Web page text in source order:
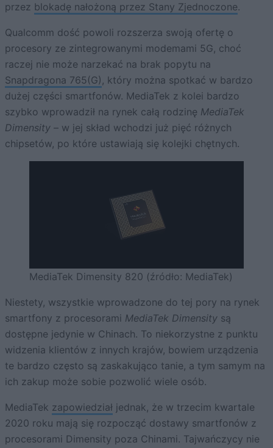
przez blokadę nałożoną przez Stany Zjednoczone.
Qualcomm dość powoli rozszerza swoją ofertę o
procesory ze zintegrowanymi modemami 5G, choć
raczej nie może narzekać na brak popytu na
Snapdragona 765(G) , który można spotkać w bardzo
dużej części smartfonów. MediaTek z kolei bardzo
szybko wprowadził na rynek całą rodzinę MediaTek
Dimensity – w jej skład wchodzi już pięć różnych
chipsetów, po które ustawiają się kolejki chętnych.
MediaTek Dimensity 820 (źródło: MediaTek)
Niestety, wszystkie wprowadzone do tej pory na rynek
smartfony z procesorami MediaTek Dimensity są
dostępne jedynie w Chinach. To niekorzystne z punktu
widzenia klientów z innych krajów, bowiem urządzenia
te bardzo często są zaskakująco tanie, a tym samym na
ich zakup może sobie pozwolić wiele osób.
MediaTek zapowiedział jednak, że w trzecim kwartale
2020 roku mają się rozpocząć dostawy smartfonów z
procesorami Dimensity poza Chinami. Tajwańczycy nie